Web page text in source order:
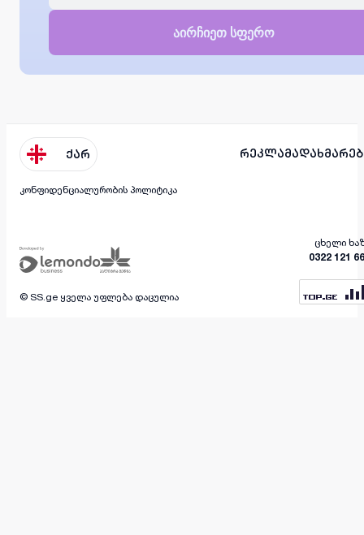
აირჩიეთ სფერო
ქარ რეკლამა
კონფიდენციალურობის პოლიტიკა
ცხელი
0322 121
© SS.ge ყველა უფლება დაცულია